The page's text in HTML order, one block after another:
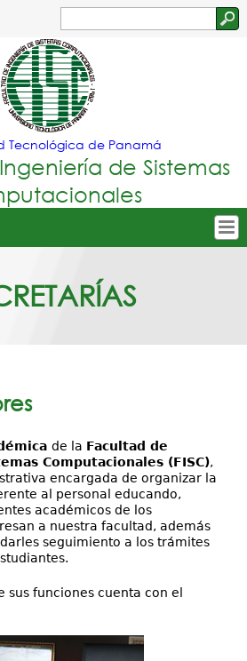
to navigation
Formulario
de
búsqueda
Tecnológica de Panamá
de Sistemas
Nuestra Facultad
Servicios
de la Facultad de
Computacionales (FISC),
encargada de organizar la
al personal educando,
académicos de los
a nuestra facultad, además
seguimiento a los trámites
sus funciones cuenta con el